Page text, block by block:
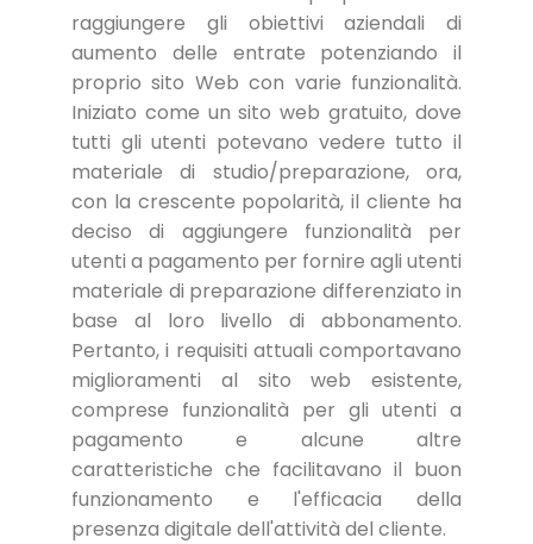
raggiungere gli obiettivi aziendali di
aumento delle entrate potenziando il
proprio sito Web con varie funzionalità.
Iniziato come un sito web gratuito, dove
tutti gli utenti potevano vedere tutto il
materiale di studio/preparazione, ora,
con la crescente popolarità, il cliente ha
deciso di aggiungere funzionalità per
utenti a pagamento per fornire agli utenti
materiale di preparazione differenziato in
base al loro livello di abbonamento.
Pertanto, i requisiti attuali comportavano
miglioramenti al sito web esistente,
comprese funzionalità per gli utenti a
pagamento e alcune altre
caratteristiche che facilitavano il buon
funzionamento e l'efficacia della
presenza digitale dell'attività del cliente.